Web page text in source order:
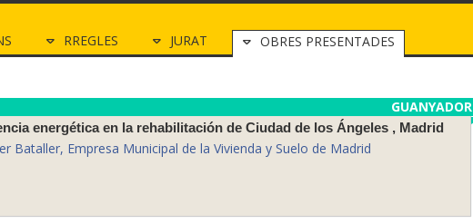
RREGLES JURAT OBRES PRESENTADES
GUANYADOR
energética en la rehabilitación de Ciudad de los Ángeles , Madrid
Bataller, Empresa Municipal de la Vivienda y Suelo de Madrid